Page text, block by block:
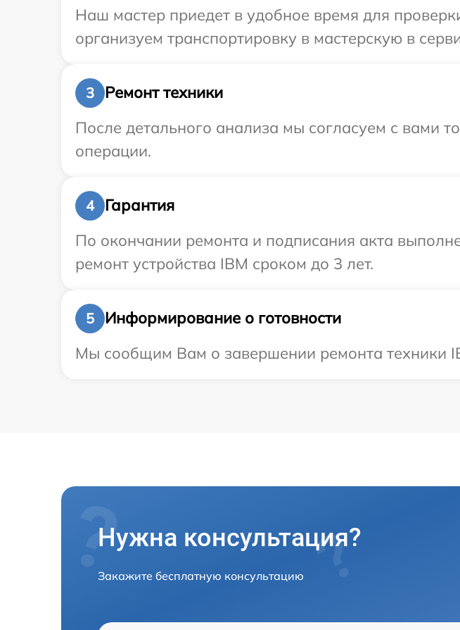
Наш мастер приедет в удобное время для
организуем транспортировку в мастерскую в
3
Ремонт техники
После детального анализа мы согласуем с вами
операции.
4
Гарантия
По окончании ремонта и подписания акта
ремонт устройства IBM сроком до 3 лет.
5
Информирование о готовности
Мы сообщим Вам о завершении ремонта техники
Нужна консультация?
Закажите бесплатную консультацию